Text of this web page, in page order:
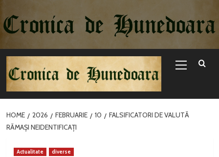
la
conținut
Menu
HOME 2026 FEBRUARIE 10
FALSIFICATORI DE VALUTĂ
RĂMAȘI NEIDENTIFICAȚI
Actualitate diverse